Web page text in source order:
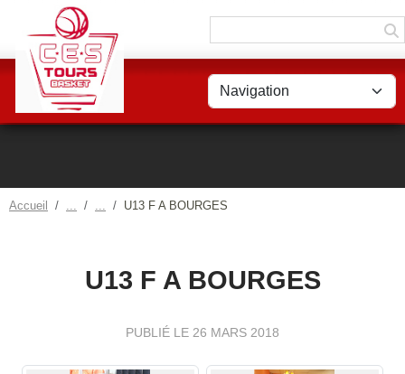
Accueil U13 F A BOURGES
U13 F A BOURGES
PUBLIÉ LE 26 MARS 2018
Panneau de gestion des cookies